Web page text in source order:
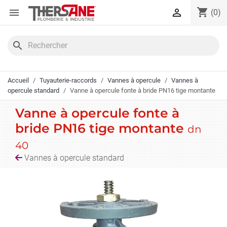
Panneau de gestion des cookies
 shopping_cart (0)

search
Accueil Tuyauterie-raccords Vannes à opercule
Vannes à
opercule standard
Vanne à opercule fonte à bride PN16 tige montante
Vanne à opercule fonte à
bride PN16 tige montantedn
40
Vannes à opercule standard